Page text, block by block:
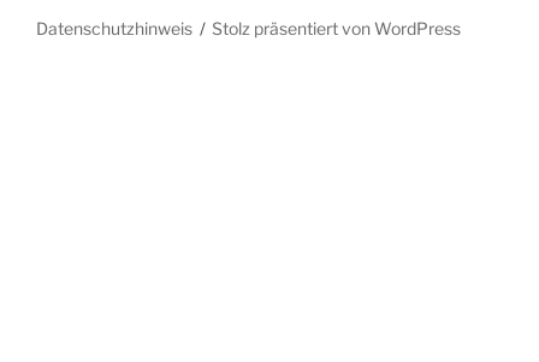
Datenschutzhinweis Stolz präsentiert von WordPress